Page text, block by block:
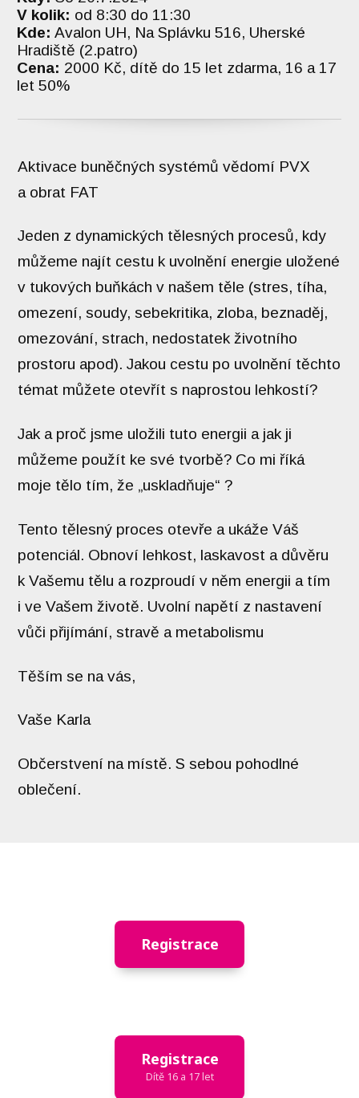
V kolik: od 8:30 do 11:30
Kde: Avalon UH, Na Splávku 516, Uherské
Hradiště (2.patro)
Cena: 2000 Kč, dítě do 15 let zdarma, 16 a 17
let 50%
Aktivace buněčných systémů vědomí PVX
a obrat FAT
Jeden z dynamických tělesných procesů, kdy
můžeme najít cestu k uvolnění energie uložené
v tukových buňkách v našem těle (stres, tíha,
omezení, soudy, sebekritika, zloba, beznaděj,
omezování, strach, nedostatek životního
prostoru apod). Jakou cestu po uvolnění těchto
témat můžete otevřít s naprostou lehkostí?
Jak a proč jsme uložili tuto energii a jak ji
můžeme použít ke své tvorbě? Co mi říká
moje tělo tím, že „uskladňuje“ ?
Tento tělesný proces otevře a ukáže Váš
potenciál. Obnoví lehkost, laskavost a důvěru
k Vašemu tělu a rozproudí v něm energii a tím
i ve Vašem životě. Uvolní napětí z nastavení
vůči přijímání, stravě a metabolismu
Těším se na vás,
Vaše Karla
Občerstvení na místě. S sebou pohodlné
oblečení.
Registrace
Registrace
Dítě 16 a 17 let